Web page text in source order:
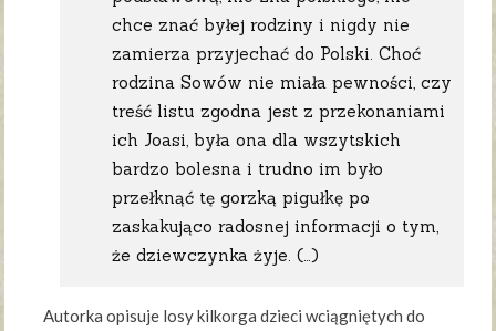
chce znać byłej rodziny i nigdy nie
zamierza przyjechać do Polski. Choć
rodzina Sowów nie miała pewności, czy
treść listu zgodna jest z przekonaniami
ich Joasi, była ona dla wszytskich
bardzo bolesna i trudno im było
przełknąć tę gorzką pigułkę po
zaskakująco radosnej informacji o tym,
że dziewczynka żyje. (…)
Autorka opisuje losy kilkorga dzieci wciągniętych do